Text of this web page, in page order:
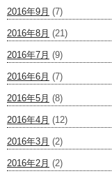
2016年9月 (7)
2016年8月 (21)
2016年7月 (9)
2016年6月 (7)
2016年5月 (8)
2016年4月 (12)
2016年3月 (2)
2016年2月 (2)